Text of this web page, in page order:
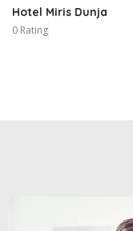
Hotel Miris Dunja
0 Rating